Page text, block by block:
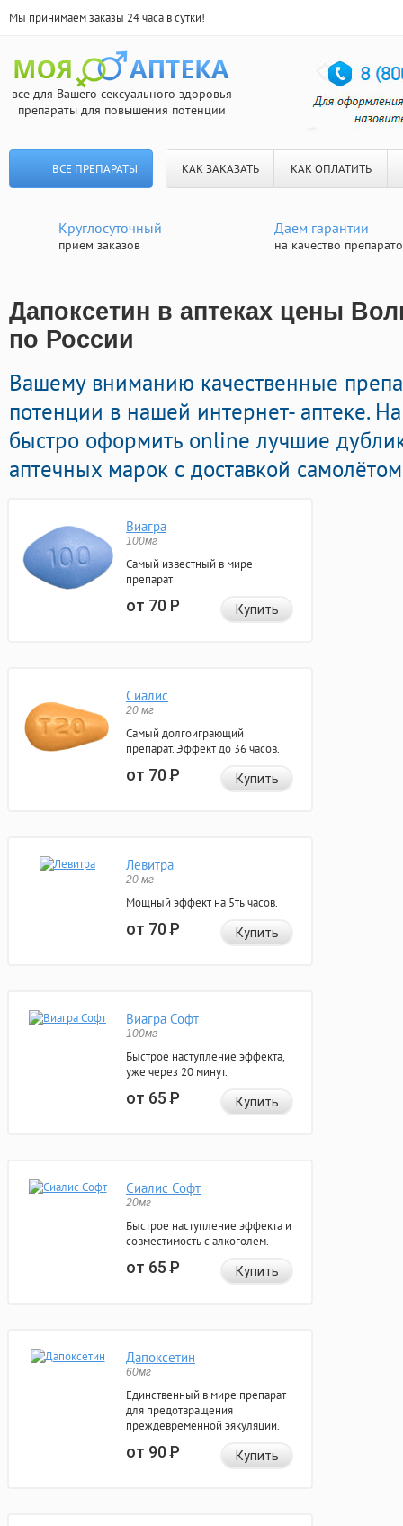
Мы принимаем заказы 24 часа в сутки!
все для Вашего сексуального здоровья
препараты для повышения потенции
ВСЕ ПРЕПАРАТЫ КАК ЗАКАЗАТЬ КАК ОПЛАТИТЬ
Круглосуточный
прием заказов
Даем гарантии
на качество
Дапоксетин в аптеках цены
по России
Вашему вниманию качественные
потенции в нашей интернет- аптеке.
быстро оформить online лучшие
аптечных марок с доставкой
Виагра
100мг
Самый известный в мире
препарат
от 70Р Купить
Сиалис
20 мг
Самый долгоиграющий
препарат. Эффект до 36 часов.
от 70Р Купить
Левитра
20 мг
Мощный эффект на 5ть часов.
от 70Р Купить
Виагра Софт
100мг
Быстрое наступление эффекта,
уже через 20 минут.
от 65Р Купить
Сиалис Софт
20мг
Быстрое наступление эффекта и
совместимость с алкоголем.
от 65Р Купить
Дапоксетин
60мг
Единственный в мире препарат
для предотвращения
преждевременной эякуляции.
от 90Р Купить